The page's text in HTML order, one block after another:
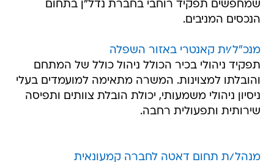
שמחפשים תפקיד רוחבי בחברת נדל"ן בתחום
הנכסים המניבים.
מנכ"ל/ית קאנטרי באזור השפלה
תפקיד ניהולי בכיר הכולל ניהול כולל של המתחם
והובלתו למצוינות. המשרה מתאימה למועמדים בעלי
ניסיון ניהולי משמעותי, יכולת הובלת צוותים ותפיסה
שירותית ותפעולית רחבה.
מנהל/ת תחום דאטה לחברה קמעונאית